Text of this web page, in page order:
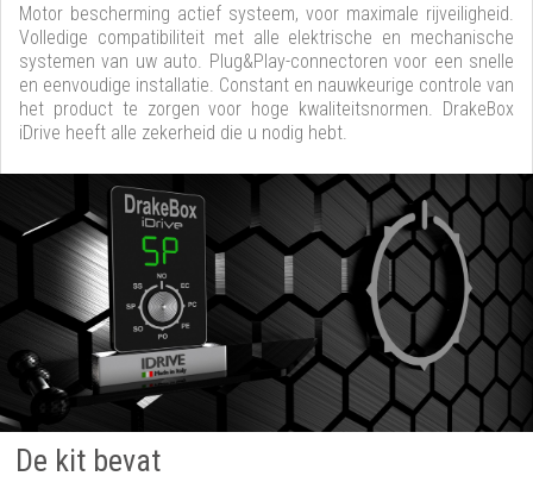
Motor bescherming actief systeem, voor maximale rijveiligheid.
Volledige compatibiliteit met alle elektrische en mechanische
systemen van uw auto. Plug&Play-connectoren voor een snelle
en eenvoudige installatie. Constant en nauwkeurige controle van
het product te zorgen voor hoge kwaliteitsnormen. DrakeBox
iDrive heeft alle zekerheid die u nodig hebt.
De kit bevat